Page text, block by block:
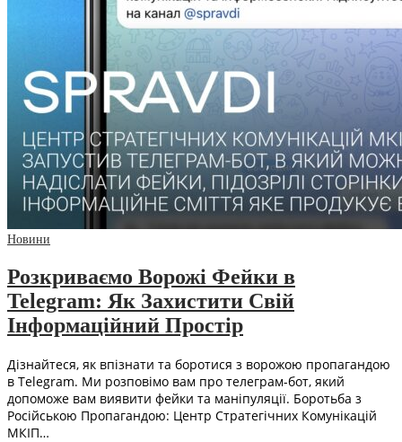
Новини
Розкриваємо Ворожі Фейки в
Telegram: Як Захистити Свій
Інформаційний Простір
Дізнайтеся, як впізнати та боротися з ворожою пропагандою
в Telegram. Ми розповімо вам про телеграм-бот, який
допоможе вам виявити фейки та маніпуляції. Боротьба з
Російською Пропагандою: Центр Стратегічних Комунікацій
МКІП…